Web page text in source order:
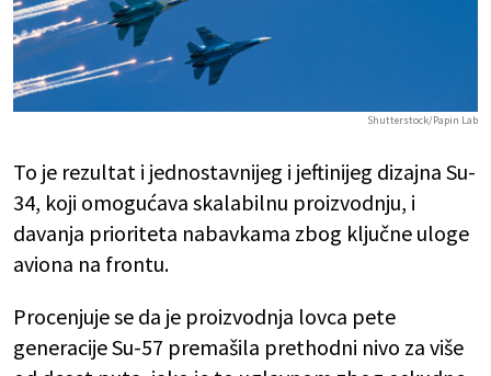
Shutterstock/Papin Lab
To je rezultat i jednostavnijeg i jeftinijeg dizajna Su-
34, koji omogućava skalabilnu proizvodnju, i
davanja prioriteta nabavkama zbog ključne uloge
aviona na frontu.
Procenjuje se da je proizvodnja lovca pete
generacije Su-57 premašila prethodni nivo za više